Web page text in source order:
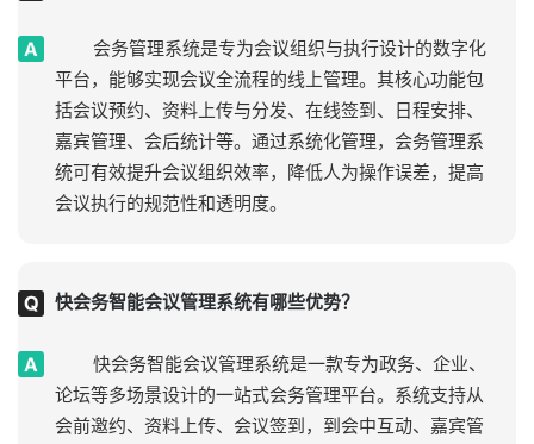
会务管理系统是专为会议组织与执行设计的数字化
平台，能够实现会议全流程的线上管理。其核心功能包
括会议预约、资料上传与分发、在线签到、日程安排、
嘉宾管理、会后统计等。通过系统化管理，会务管理系
统可有效提升会议组织效率，降低人为操作误差，提高
会议执行的规范性和透明度。
快会务智能会议管理系统有哪些优势？
快会务智能会议管理系统是一款专为政务、企业、
论坛等多场景设计的一站式会务管理平台。系统支持从
会前邀约、资料上传、会议签到，到会中互动、嘉宾管